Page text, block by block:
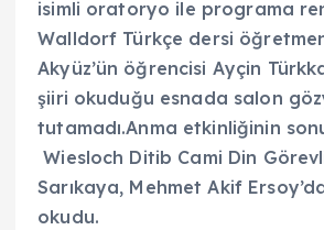
isimli oratoryo ile programa
Walldorf Türkçe dersi
Akyüz’ün öğrencisi Ayçin
şiiri okuduğu esnada salon
tutamadı.Anma etkinliğinin
Wiesloch Ditib Cami Din
Sarıkaya, Mehmet Akif
okudu.